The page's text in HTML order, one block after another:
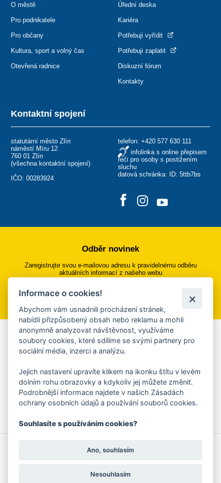
Kontaktní spojení
statutární město Zlín
náměstí Míru 12
760 01 Zlín
(všechna kontaktní spojení)
IČO: 00283924
telefon: +420 577 630 111
infolinka s online přepisem
řeči pro osoby s postižením
sluchu
datová schránka: ID: 5ttb7bs
O městě
Pro podnikatele
Pro občany
Kultura, sport a volný čas
Otevřená radnice
Úřední deska
Kariéra
Potřebuji vyřídit
Potřebuji zaplatit
Diskuzní fórum
Kontakty
Odběr novinek
Zaregistrujte svou e-mailovou adresu k pravidelnému odběru
aktuálních informací z našeho webu
Přihlásit se k odběru
Aplikace Mobilní rozhlas
Chcete dostávat do svého mobilu či mailu upozornění na
ankety, pozvánky na kulturní a sportovní akce?
Více informací o aplikaci
Ochrana osobních údajů
Informace o cookies!
Abychom vám usnadnili procházení stránek,
nabídli přizpůsobený obsah nebo reklamu a mohli
anonymně analyzovat návštěvnost, využíváme
soubory cookies, které sdílíme se svými partnery pro
sociální média, inzerci a analýzu.
Jejich nastavení upravíte klikem na ikonku štítu v levém
dolním rohu obrazovky a kdykoliv jej můžete změnit.
Podrobnější informace najdete v našich Zásadách
ochrany osobních údajů a používání souborů cookies.
Souhlasíte s používáním cookies?
Ano, souhlasím
Nesouhlasím